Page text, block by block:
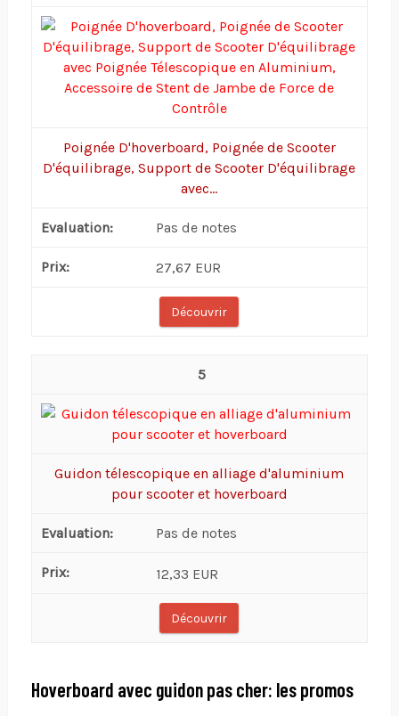
Poignée D'hoverboard, Poignée de Scooter
D'équilibrage, Support de Scooter D'équilibrage
avec...
Pas de notes
27,67 EUR
Découvrir
5
Guidon télescopique en alliage d'aluminium
pour scooter et hoverboard
Pas de notes
12,33 EUR
Découvrir
Hoverboard avec guidon pas cher: les promos